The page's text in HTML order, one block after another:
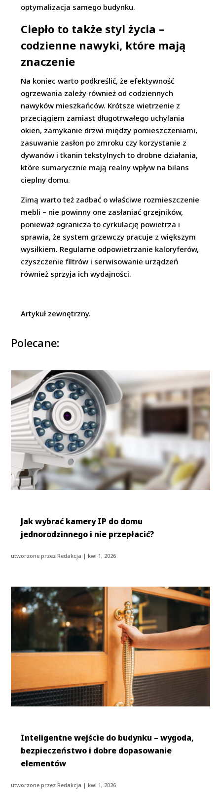
optymalizacja samego budynku.
Ciepło to także styl życia –
codzienne nawyki, które mają
znaczenie
Na koniec warto podkreślić, że efektywność
ogrzewania zależy również od codziennych
nawyków mieszkańców. Krótsze wietrzenie z
przeciągiem zamiast długotrwałego uchylania
okien, zamykanie drzwi między pomieszczeniami,
zasuwanie zasłon po zmroku czy korzystanie z
dywanów i tkanin tekstylnych to drobne działania,
które sumarycznie mają realny wpływ na bilans
cieplny domu.
Zimą warto też zadbać o właściwe rozmieszczenie
mebli – nie powinny one zasłaniać grzejników,
ponieważ ogranicza to cyrkulację powietrza i
sprawia, że system grzewczy pracuje z większym
wysiłkiem. Regularne odpowietrzanie kaloryferów,
czyszczenie filtrów i serwisowanie urządzeń
również sprzyja ich wydajności.
Artykuł zewnętrzny.
Polecane:
Jak wybrać kamery IP do domu
jednorodzinnego i nie przepłacić?
utworzone przezRedakcja |kwi 1, 2026
Inteligentne wejście do budynku – wygoda,
bezpieczeństwo i dobre dopasowanie
elementów
utworzone przezRedakcja |kwi 1, 2026